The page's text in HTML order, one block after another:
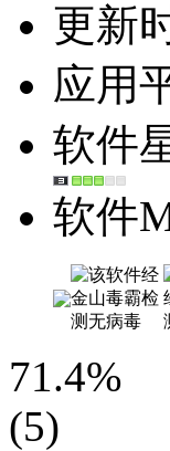
更新
应用
软件
软件
71.4%
(5)